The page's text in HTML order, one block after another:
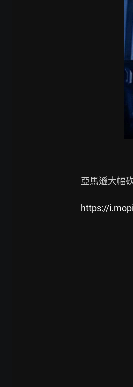
亞馬遜大幅
https://